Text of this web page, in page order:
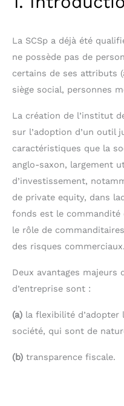
La SCSp a déjà été
ne possède pas de
certains de ses attributs
siège social, personnes
La création de l’institut
sur l’adoption d’un outil
caractéristiques que la
anglo-saxon, largement
d’investissement,
de private equity, dans
fonds est le
le rôle de
des risques commerciaux.
Deux avantages majeurs
d’entreprise sont :
(a) la flexibilité d’adopter
société, qui sont de
(b) transparence fiscale.